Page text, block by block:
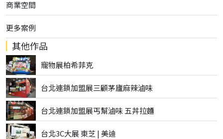
商業空間
更多案例
其他作品
寵物展柏希菲克
台北連鎖加盟展三顧茅廬麻辣滷味
台北連鎖加盟展丐幫滷味 五丼拉麵
台北3C大展 東芝 | 美迪